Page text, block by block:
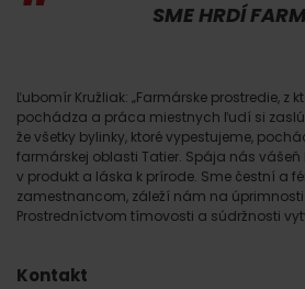
SME HRDÍ
Ľubomír Kružliak: „Farmárske prostredie, z
pochádza a práca miestnych ľudí si
že všetky bylinky, ktoré vypestujeme,
farmárskej oblasti Tatier. Spája nás vášeň
v produkt a láska k prírode. Sme čestní a
zamestnancom, záleží nám na úprimnosti
Prostredníctvom tímovosti a súdržnosti
Kontakt